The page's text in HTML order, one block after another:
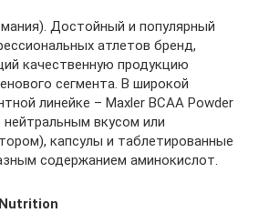
Достойный и популярный
атлетов бренд,
качественную продукцию
сегмента. В широкой
линейке – Maxler BCAA Powder
вкусом или
капсулы и таблетированные
содержанием аминокислот.